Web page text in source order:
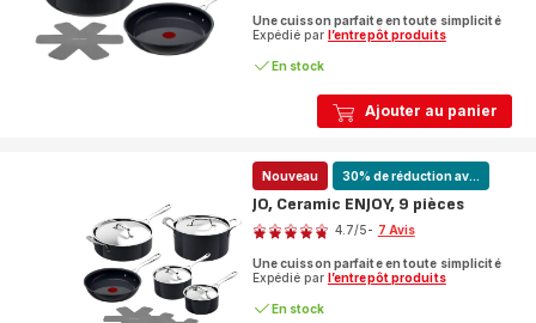
Ajouter au panier
Une cuisson parfaite en toute simplicité
Expédié par l’entrepôt produits
En stock
Nouveau 30% de réduction av...
JO, Ceramic ENJOY, 9 pièces
Note
4.7/5- 7 Avis
Une cuisson parfaite en toute simplicité
Expédié par l’entrepôt produits
En stock